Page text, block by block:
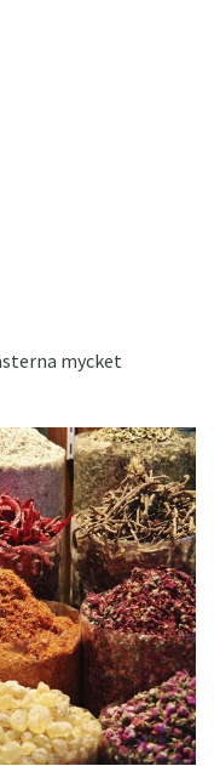
mycket